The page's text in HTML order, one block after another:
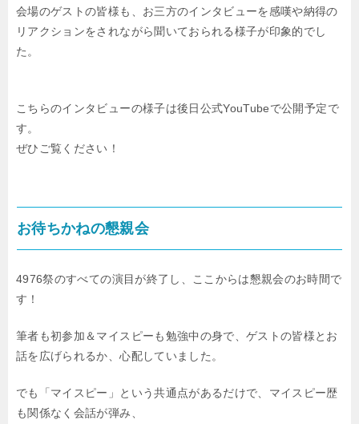
会場のゲストの皆様も、お三方のインタビューを感嘆や納得の
リアクションをされながら聞いておられる様子が印象的でし
た。
こちらのインタビューの様子は後日公式YouTubeで公開予定で
す。
ぜひご覧ください！
お待ちかねの懇親会
4976祭のすべての演目が終了し、ここからは懇親会のお時間で
す！
筆者も初参加＆マイスピーも勉強中の身で、ゲストの皆様とお
話を広げられるか、心配していました。
でも「マイスピー」という共通点があるだけで、マイスピー歴
も関係なく会話が弾み、